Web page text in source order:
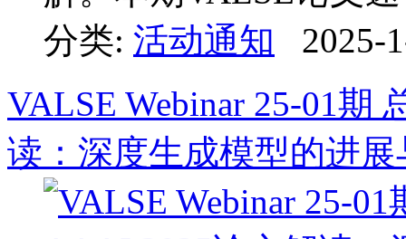
分类: 活动通知
2025-
VALSE Webinar 25-01期
读：深度生成模型的进展